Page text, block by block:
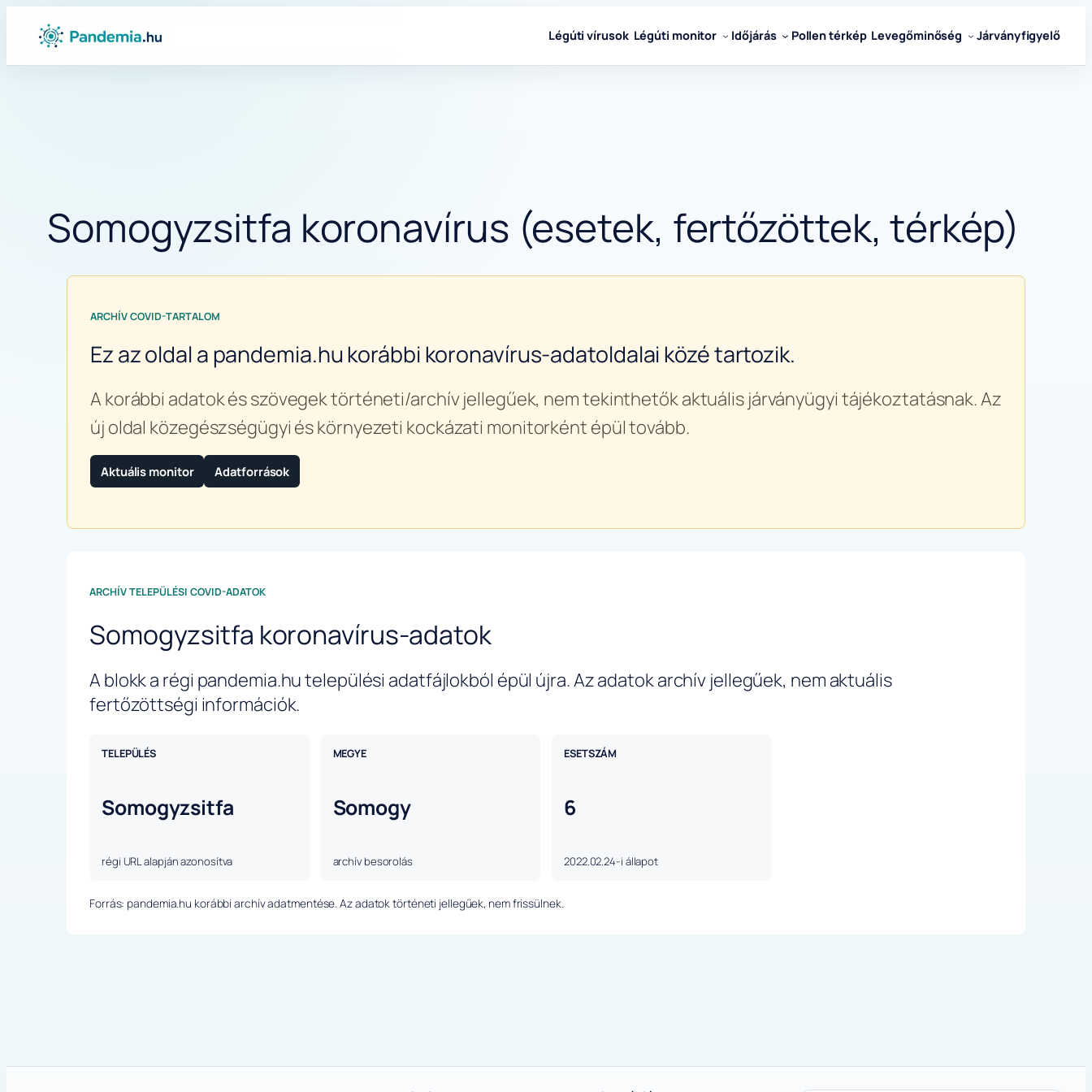
Ugrás
tartalomhoz
Légúti vírusok Légúti monitor Időjárás Pollen térkép Levegőminőség Járványfigyelő
Somogyzsitfa koronavírus (esetek, fertőzöttek, térkép)
ARCHÍV COVID-TARTALOM
Ez az oldal a pandemia.hu korábbi koronavírus-adatoldalai közé tartozik.
A korábbi adatok és szövegek történeti/archív jellegűek, nem tekinthetők aktuális járványügyi tájékoztatásnak. Az
új oldal közegészségügyi és környezeti kockázati monitorként épül tovább.
Aktuális monitor Adatforrások
ARCHÍV TELEPÜLÉSI COVID-ADATOK
Somogyzsitfa koronavírus-adatok
A blokk a régi pandemia.hu települési adatfájlokból épül újra. Az adatok archív jellegűek, nem aktuális
fertőzöttségi információk.
TELEPÜLÉS
Somogyzsitfa
régi URL alapján azonosítva
MEGYE
Somogy
archív besorolás
ESETSZÁM
6
2022.02.24-i állapot
Forrás: pandemia.hu korábbi archív adatmentése. Az adatok történeti jellegűek, nem frissülnek.